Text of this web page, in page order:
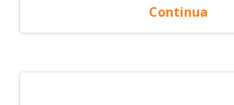
Continua